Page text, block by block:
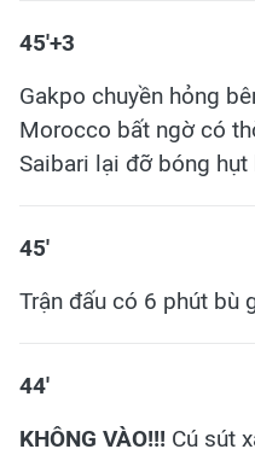
45'+3
Gakpo chuyền hỏng
Morocco bất ngờ có
Saibari lại đỡ bóng
45'
Trận đấu có 6 phút bù
44'
KHÔNG VÀO!!! Cú sút